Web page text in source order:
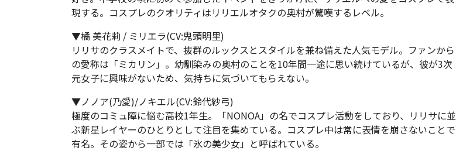
現する。コスプレのクオリティはリリエルオタクの奥村が驚嘆するレベル。
▼橘 美花莉 / ミリエラ(CV:鬼頭明里)
リリサのクラスメイトで、抜群のルックスとスタイルを兼ね備えた人気モデル。ファンから
の愛称は「ミカリン」。幼馴染みの奥村のことを10年間一途に思い続けているが、彼が3次
元女子に興味がないため、気持ちに気づいてもらえない。
▼ノノア(乃愛)/ノキエル(CV:鈴代紗弓)
極度のコミュ障に悩む高校1年生。「NONOA」の名でコスプレ活動をしており、リリサに並
ぶ新星レイヤーのひとりとして注目を集めている。コスプレ中は常に表情を崩さないことで
有名。その姿から一部では「氷の美少女」と呼ばれている。